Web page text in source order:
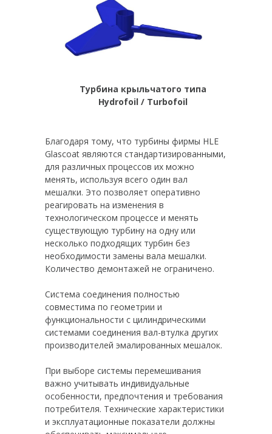
Турбина крыльчатого типа
Hydrofoil / Turbofoil
Благодаря тому, что турбины фирмы HLE
Glascoat являются стандартизированными,
для различных процессов их можно
менять, используя всего один вал
мешалки. Это позволяет оперативно
реагировать на изменения в
технологическом процессе и менять
существующую турбину на одну или
несколько подходящих турбин без
необходимости замены вала мешалки.
Количество демонтажей не ограничено.
Система соединения полностью
совместима по геометрии и
функциональности с цилиндрическими
системами соединения вал-втулка других
производителей эмалированных мешалок.
При выборе системы перемешивания
важно учитывать индивидуальные
особенности, предпочтения и требования
потребителя. Технические характеристики
и эксплуатационные показатели должны